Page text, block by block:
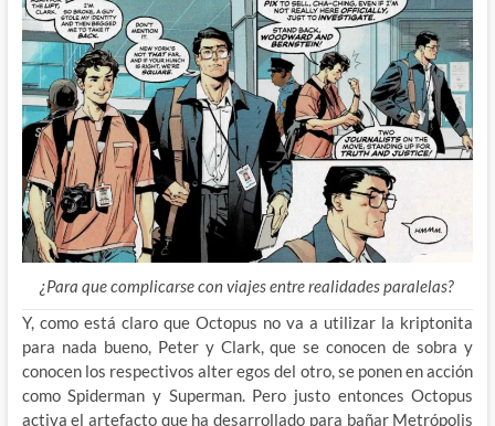
¿Para que complicarse con viajes entre realidades paralelas?
Y, como está claro que Octopus no va a utilizar la kriptonita
para nada bueno, Peter y Clark, que se conocen de sobra y
conocen los respectivos alter egos del otro, se ponen en acción
como Spiderman y Superman. Pero justo entonces Octopus
activa el artefacto que ha desarrollado para bañar Metrópolis